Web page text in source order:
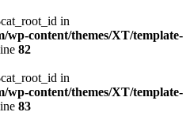
in
content/themes/XT/template-
82
in
content/themes/XT/template-
83